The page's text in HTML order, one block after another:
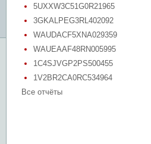
5UXXW3C51G0R21965
3GKALPEG3RL402092
WAUDACF5XNA029359
WAUEAAF48RN005995
1C4SJVGP2PS500455
1V2BR2CA0RC534964
Все отчёты